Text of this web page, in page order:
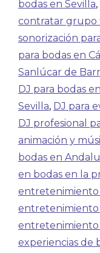
bodas en Sevilla,
contratar grupo
sonorización
para bodas en
Sanlúcar de
DJ para bodas
Sevilla, DJ para
DJ profesional
animación y
bodas en
en bodas en la
entretenimiento
entretenimiento
entretenimiento
experiencias de